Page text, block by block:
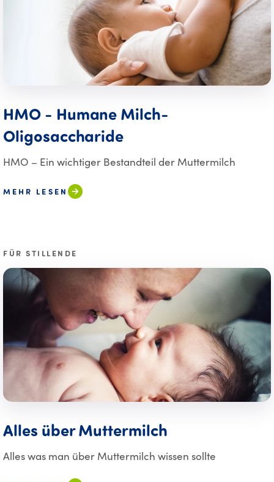
HMO - Humane Milch-
Oligosaccharide
HMO – Ein wichtiger Bestandteil der Muttermilch
MEHR LESEN
FÜR STILLENDE
Alles über Muttermilch
Alles was man über Muttermilch wissen sollte